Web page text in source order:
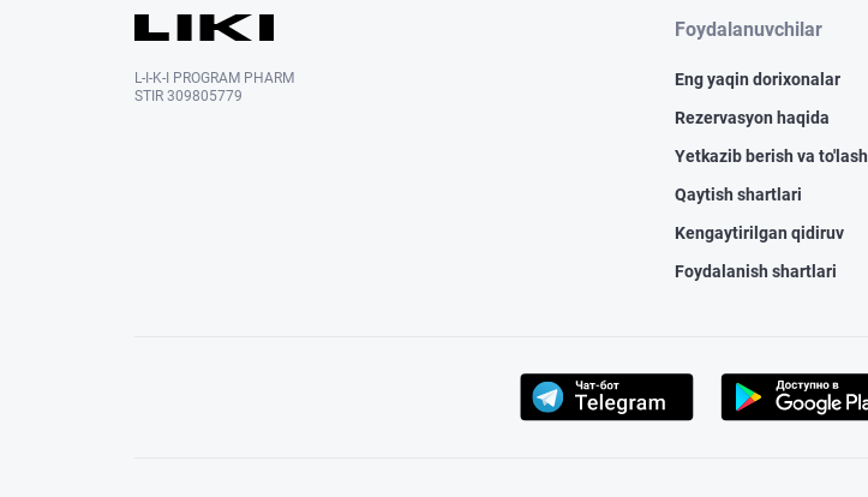
L-I-K-I PROGRAM PHARM
STIR 309805779
Foydalanuvchilar
Eng yaqin dorixonalar
Rezervasyon haqida
Yetkazib berish va to'lash
Qaytish shartlari
Kengaytirilgan qidiruv
Foydalanish shartlari